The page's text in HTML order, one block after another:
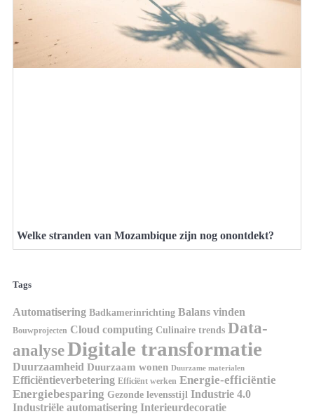
Welke stranden van Mozambique zijn nog onontdekt?
Tags
Automatisering Badkamerinrichting Balans vinden
Bouwprojecten Cloud computing Culinaire trends Data-
analyseDigitale transformatie
Duurzaamheid Duurzaam wonen Duurzame materialen
Efficiëntieverbetering Efficiënt werken Energie-efficiëntie
Energiebesparing Gezonde levensstijl Industrie 4.0
Industriële automatisering Interieurdecoratie